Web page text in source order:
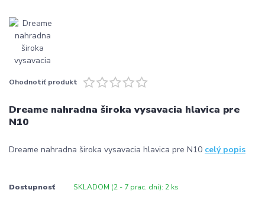
Ohodnotiť produkt
Dreame nahradna široka vysavacia hlavica pre
N10
Dreame nahradna široka vysavacia hlavica pre N10 celý popis
Dostupnosť SKLADOM (2 - 7 prac. dni): 2 ks